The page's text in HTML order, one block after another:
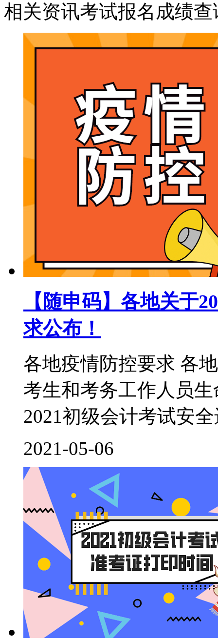
相关资讯考试报名 成绩查
【随申码】各地关于
求公布！
各地疫情防控要求 各
考生和考务工作人员
2021初级会计考试安
2021-05-06